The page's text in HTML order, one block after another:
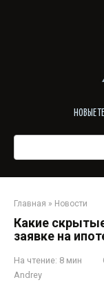
НОВЫЕ
Главная » Новости
Какие
заявке на
На чтение: 8 мин
Andrey